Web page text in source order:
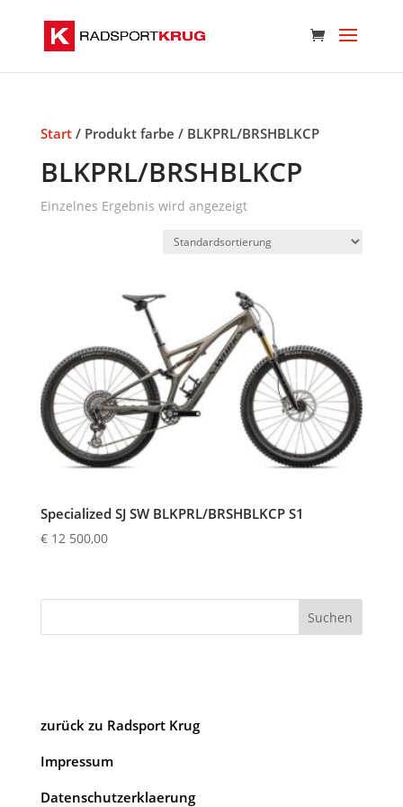
Start/ Produkt farbe / BLKPRL/BRSHBLKCP
BLKPRL/BRSHBLKCP
Einzelnes Ergebnis wird angezeigt
Specialized SJ SW BLKPRL/BRSHBLKCP S1
€12 500,00
Suchen
zurück zu Radsport Krug
Impressum
Datenschutzerklaerung